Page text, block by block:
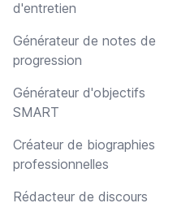
d'entretien
Générateur de notes de
progression
Générateur d'objectifs
SMART
Créateur de biographies
professionnelles
Rédacteur de discours